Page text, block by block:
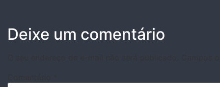
Deixe um comentário